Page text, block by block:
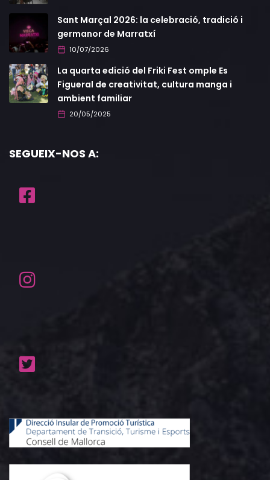
Sant Marçal 2026: la celebració, tradició i
germanor de Marratxí
10/07/2026
La quarta edició del Friki Fest omple Es
Figueral de creativitat, cultura manga i
ambient familiar
20/05/2025
SEGUEIX-NOS A: